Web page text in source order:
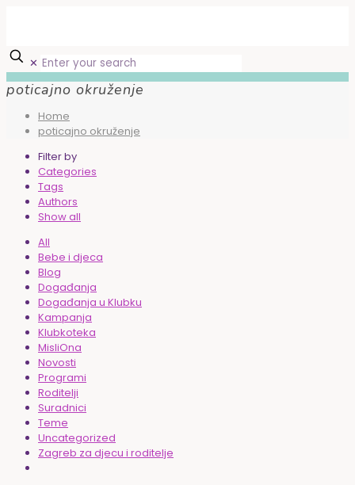
✕
poticajno okruženje
Home
poticajno okruženje
Filter by
Categories
Tags
Authors
Show all
All
Bebe i djeca
Blog
Događanja
Događanja u Klubku
Kampanja
Klubkoteka
MisliOna
Novosti
Programi
Roditelji
Suradnici
Teme
Uncategorized
Zagreb za djecu i roditelje